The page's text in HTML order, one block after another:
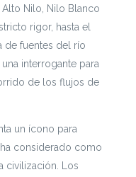
Nilo, Nilo Blanco
rigor, hasta el
de fuentes del río
interrogante para
de los flujos de
un ícono para
considerado como
civilización. Los